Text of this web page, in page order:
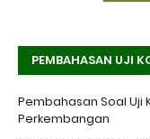
PEMBAHASAN UJI
Pembahasan Soal
Perkembangan